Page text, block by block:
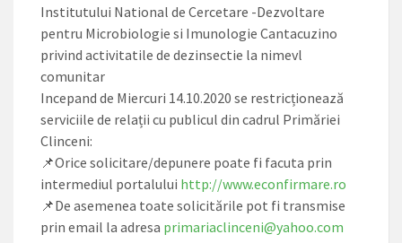
Institutului National de Cercetare -Dezvoltare
pentru Microbiologie si Imunologie Cantacuzino
privind activitatile de dezinsectie la nimevl
comunitar
Incepand de Miercuri 14.10.2020 se restricționează
serviciile de relații cu publicul din cadrul Primăriei
Clinceni:
📌Orice solicitare/depunere poate fi facuta prin
intermediul portalului http://www.econfirmare.ro
📌De asemenea toate solicitările pot fi transmise
prin email la adresa primariaclinceni@yahoo.com